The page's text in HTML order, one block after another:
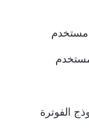
الفوترة